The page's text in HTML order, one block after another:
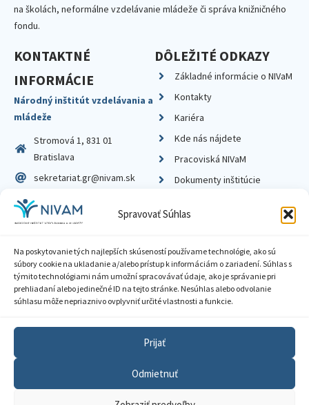
Spravovať Súhlas
Na poskytovanie tých najlepších skúseností používame technológie, ako sú
súbory cookie na ukladanie a/alebo prístup k informáciám o zariadení. Súhlas s
týmito technológiami nám umožní spracovávať údaje, ako je správanie pri
prehliadaní alebo jedinečné ID na tejto stránke. Nesúhlas alebo odvolanie
súhlasu môže nepriaznivo ovplyvniť určité vlastnosti a funkcie.
Prijať
Odmietnuť
na školách, neformálne vzdelávanie mládeže či správa knižničného
fondu.
KONTAKTNÉ
INFORMÁCIE
Národný inštitút vzdelávania a
mládeže
Stromová 1, 831 01
Bratislava
sekretariat.gr@nivam.sk
IČO: 00164348
DIČ: 2020798714
DÔLEŽITÉ ODKAZY
Základné informácie o NIVaM
Kontakty
Kariéra
Kde nás nájdete
Pracoviská NIVaM
Dokumenty inštitúcie
Zásady ochrany súkromia
Sprístupnenie informácií